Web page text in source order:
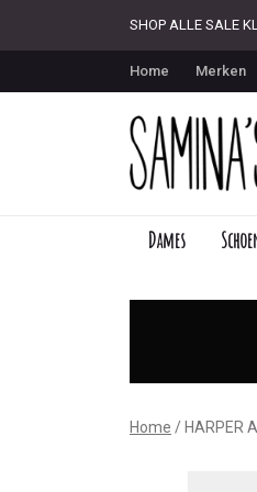
SHOP ALLE SALE
Home Merken
Dames
Home HARPER